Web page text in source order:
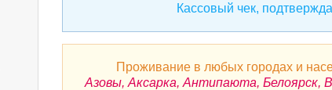
Кассовый чек,
Проживание в любых городах и
Азовы, Аксарка, Антипаюта, Белоярск,